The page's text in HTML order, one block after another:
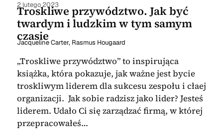
2 lutego 2023
Troskliwe przywództwo. Jak być
twardym i ludzkim w tym samym
czasie
Jacqueline Carter, Rasmus Hougaard
„Troskliwe przywództwo” to inspirująca
książka, która pokazuje, jak ważne jest bycie
troskliwym liderem dla sukcesu zespołu i cłaej
organizacji. Jak sobie radzisz jako lider? Jesteś
liderem. Udało Ci się zarządzać firmą, w której
przepracowałeś…